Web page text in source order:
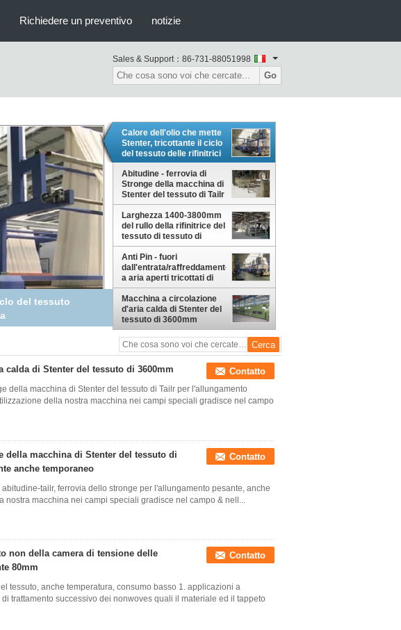
Richiedere un preventivo notizie
Sales & Support： 86-731-88051998
Go
Stenter del
temporaneo
Calore dell'olio che mette
Stenter, tricottante il ciclo
del tessuto delle rifinitrici
ad umidità controllata
Abitudine - ferrovia di
Stronge della macchina di
Stenter del tessuto di Tailr
per l'allungamento
pesante anche
temporaneo
Larghezza 1400-3800mm
del rullo della rifinitrice del
tessuto di tessuto di
conservazione di calore
Anti Pin - fuori
dall'entrata/raffreddamento
a aria aperti tricottati di
larghezza della macchina
della regolazione di calore
del tessuto
Macchina a circolazione
d'aria calda di Stenter del
tessuto di 3600mm
calda di Stenter del tessuto di 3600mm Contatto
della macchina di Stenter del tessuto di Tailr per l'allungamento
della nostra macchina nei campi speciali gradisce nel campo
della macchina di Stenter del tessuto di
anche temporaneo
Contatto
tailr, ferrovia dello stronge per l'allungamento pesante, anche
nostra macchina nei campi speciali gradisce nel campo & nell...
non della camera di tensione delle
80mm
Contatto
tessuto, anche temperatura, consumo basso 1. applicazioni a
trattamento successivo dei nonwoves quali il materiale ed il tappeto